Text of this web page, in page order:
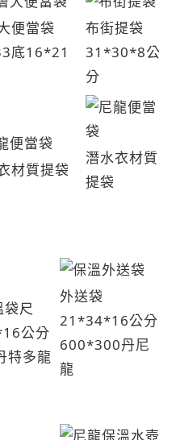
便當袋
底16*21
布街提袋
31*30*8公
分
材質提袋
潛水衣材質
提袋
尺
公分
特多龍
外送袋
21*34*16公分
600*300丹尼
龍